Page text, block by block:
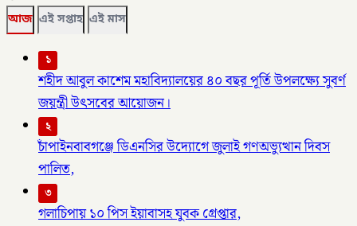
আজ এই সপ্তাহ এই মাস
১
শহীদ আবুল কাশেম মহাবিদ্যালয়ের ৪০ বছর পূর্তি উপলক্ষ্যে সুবর্ণ
জয়ন্ত্রী উৎসবের আয়োজন।
২
চাঁপাইনবাবগঞ্জে ডিএনসির উদ্যোগে জুলাই গণঅভ্যুত্থান দিবস
পালিত,
৩
গলাচিপায় ১০ পিস ইয়াবাসহ যুবক গ্রেপ্তার,